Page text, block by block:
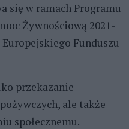
się w ramach Programu
Żywnościową 2021-
Europejskiego Funduszu
przekazanie
ale także
społecznemu.